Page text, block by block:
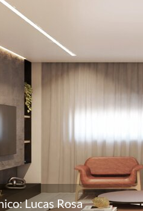
Lucas Rosa